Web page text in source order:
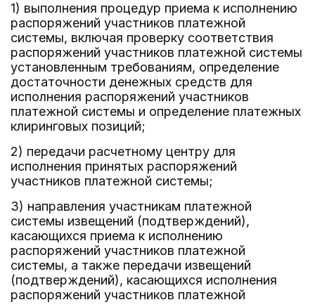
1) выполнения процедур приема к исполнению
распоряжений участников платежной
системы, включая проверку соответствия
распоряжений участников платежной системы
установленным требованиям, определение
достаточности денежных средств для
исполнения распоряжений участников
платежной системы и определение платежных
клиринговых позиций;
2) передачи расчетному центру для
исполнения принятых распоряжений
участников платежной системы;
3) направления участникам платежной
системы извещений (подтверждений),
касающихся приема к исполнению
распоряжений участников платежной
системы, а также передачи извещений
(подтверждений), касающихся исполнения
распоряжений участников платежной